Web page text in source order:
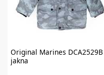
Original Marines DCA2529B
jakna